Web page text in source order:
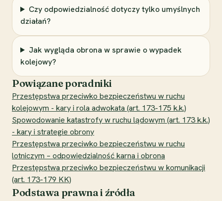
Czy odpowiedzialność dotyczy tylko umyślnych
działań?
Jak wygląda obrona w sprawie o wypadek
kolejowy?
Powiązane poradniki
Przestępstwa przeciwko bezpieczeństwu w ruchu
kolejowym - kary i rola adwokata (art. 173-175 k.k.)
Spowodowanie katastrofy w ruchu lądowym (art. 173 k.k.)
- kary i strategie obrony
Przestępstwa przeciwko bezpieczeństwu w ruchu
lotniczym – odpowiedzialność karna i obrona
Przestępstwa przeciwko bezpieczeństwu w komunikacji
(art. 173-179 KK)
Podstawa prawna i źródła